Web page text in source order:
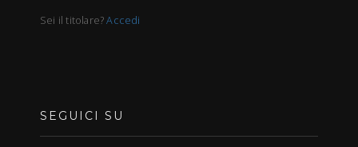
Sei il titolare?Accedi
SEGUICI SU